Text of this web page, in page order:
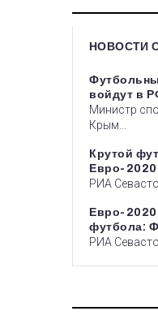
НОВОСТИ
войдут в
Министр
Крым...
Крутой
Евро-
РИА
Евро-
футбола:
РИА